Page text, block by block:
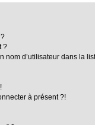
?
nom d’utilisateur dans la
à présent ?!